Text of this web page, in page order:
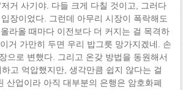
거 사기야. 다들 크게 다칠 것이고, 그러다
장이었다. 그런데 아무리 시장이 폭락해도
라올 때마다 이전보다 더 커지는 걸 목격하
거 가만히 두면 우리 밥그릇 망가지겠네. 손
으로 변했다. 그리고 온갖 방법을 동원해서
고 억압했지만, 생각만큼 쉽지 않다는 걸
산업이라 아직 대부분의 은행은 암호화폐